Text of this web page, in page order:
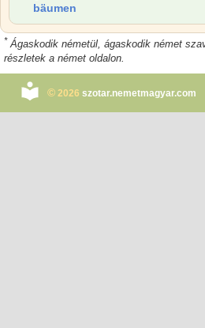
bäumen
* Ágaskodik németül, ágaskodik német
részletek a német oldalon.
© 2026 szotar.nemetmagyar.com